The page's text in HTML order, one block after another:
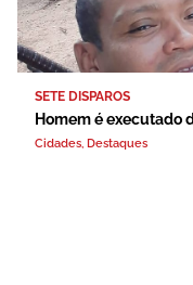
SETE DISPAROS
Homem é executado
Cidades, Destaques